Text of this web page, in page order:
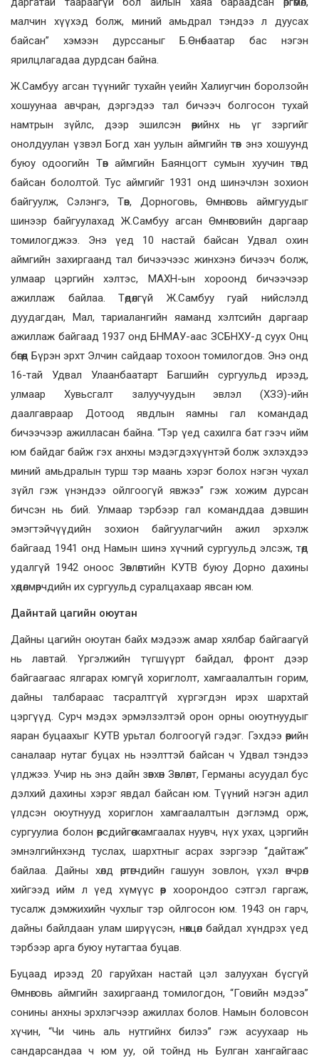
малчин хүүхэд болж, миний амьдрал тэндээ л дуусах
байсан” хэмээн дурссаныг Б.Өнөбаатар бас нэгэн
ярилцлагадаа дурдсан байна.
Ж.Самбуу агсан түүнийг тухайн үеийн Халиугчин боролзойн
хошуунаа авчран, дэргэдээ тал бичээч болгосон тухай
намтрын зүйлс, дээр эшилсэн өөрийнх нь үг зэргийг
онолдуулан үзвэл Богд хан уулын аймгийн төв энэ хошуунд
буюу одоогийн Төв аймгийн Баянцогт сумын хуучин төвд
байсан бололтой. Тус аймгийг 1931 онд шинэчлэн зохион
байгуулж, Сэлэнгэ, Төв, Дорноговь, Өмнөговь аймгуудыг
шинээр байгуулахад Ж.Самбуу агсан Өмнөговийн даргаар
томилогджээ. Энэ үед 10 настай байсан Удвал охин
аймгийн захиргаанд тал бичээчээс жинхэнэ бичээч болж,
улмаар цэргийн хэлтэс, МАХН-ын хороонд бичээчээр
ажиллаж байлаа. Төдөлгүй Ж.Самбуу гуай нийслэлд
дуудагдан, Мал, тариалангийн яаманд хэлтсийн даргаар
ажиллаж байгаад 1937 онд БНМАУ-аас ЗСБНХУ-д суух Онц
бөгөөд Бүрэн эрхт Элчин сайдаар тохоон томилогдов. Энэ онд
16-тай Удвал Улаанбаатарт Багшийн сургуульд ирээд,
улмаар Хувьсгалт залуучуудын эвлэл (ХЗЭ)-ийн
даалгавраар Дотоод явдлын яамны гал командад
бичээчээр ажилласан байна. “Тэр үед сахилга бат гээч ийм
юм байдаг байж гэх анхны мэдэгдэхүүнтэй болж эхлэхдээ
миний амьдралын турш тэр маань хэрэг болох нэгэн чухал
зүйл гэж үнэндээ ойлгоогүй явжээ” гэж хожим дурсан
бичсэн нь бий. Улмаар тэрбээр гал команддаа дэвшин
эмэгтэйчүүдийн зохион байгуулагчийн ажил эрхэлж
байгаад 1941 онд Намын шинэ хүчний сургуульд элсэж, төд
удалгүй 1942 оноос Зөвлөлтийн КУТВ буюу Дорно дахины
хөдөлмөрчдийн их сургуульд суралцахаар явсан юм.
Дайнтай цагийн оюутан
Дайны цагийн оюутан байх мэдээж амар хялбар байгаагүй
нь лавтай. Үргэлжийн түгшүүрт байдал, фронт дээр
байгаагаас ялгарах юмгүй хориглолт, хамгаалалтын горим,
дайны талбараас тасралтгүй хүргэгдэн ирэх шархтай
цэргүүд. Сурч мэдэх эрмэлзэлтэй орон орны оюутнуудыг
яаран буцаахыг КУТВ урьтал болгоогүй гэдэг. Гэхдээ өөрийн
саналаар нутаг буцах нь нээлттэй байсан ч Удвал тэндээ
үлджээ. Учир нь энэ дайн зөвхөн Зөвлөлт, Германы асуудал бус
дэлхий дахины хэрэг явдал байсан юм. Түүний нэгэн адил
үлдсэн оюутнууд хориглон хамгаалалтын дэглэмд орж,
сургуулиа болон өөрсдийгөө хамгаалах нуувч, нүх ухах, цэргийн
эмнэлгийнхэнд туслах, шархтныг асрах зэргээр “дайтаж”
байлаа. Дайны хөлд өртөгчдийн гашуун зовлон, үхэл өнчрөл
хийгээд ийм л үед хүмүүс өөр хоорондоо сэтгэл гаргаж,
тусалж дэмжихийн чухлыг тэр ойлгосон юм. 1943 он гарч,
дайны байлдаан улам ширүүсэн, нөхцөл байдал хүндрэх үед
тэрбээр арга буюу нутагтаа буцав.
Буцаад ирээд 20 гаруйхан настай цэл залуухан бүсгүй
Өмнөговь аймгийн захиргаанд томилогдон, “Говийн мэдээ”
сонины анхны эрхлэгчээр ажиллах болов. Намын боловсон
хүчин, “Чи чинь аль нутгийнх билээ” гэж асуухаар нь
сандарсандаа ч юм уу, ой тойнд нь Булган хангайгаас